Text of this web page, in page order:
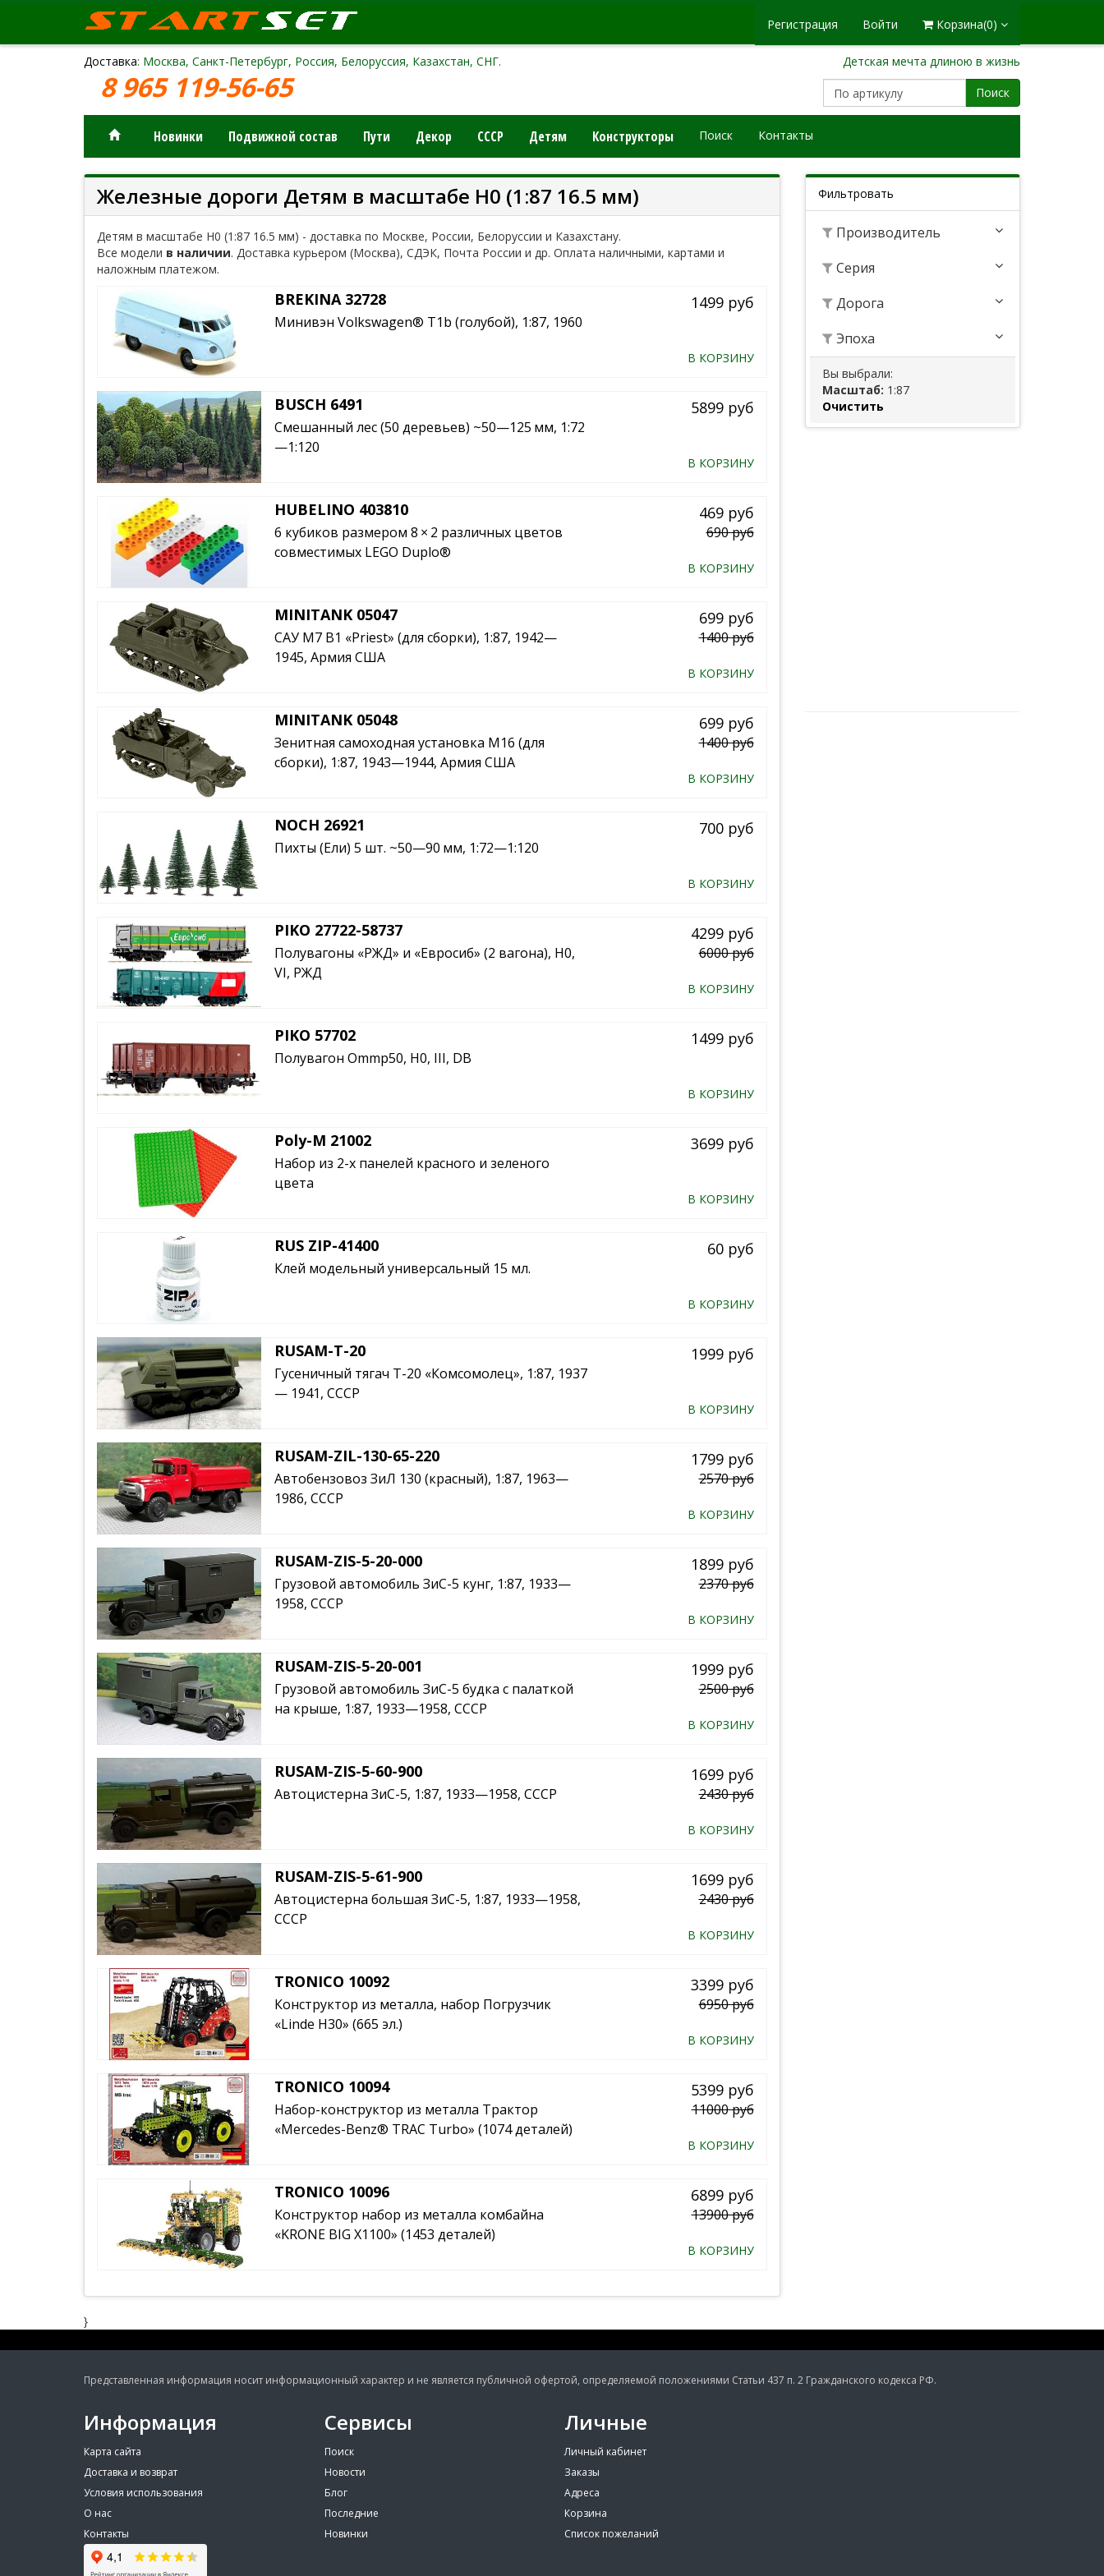
Доставка: Москва, Санкт-Петербург, Россия, Белоруссия, Казахстан, СНГ. Детская мечта длиною в жизнь
Регистрация Войти Корзина(0)
8 965 119-56-65 Поиск
Новинки Подвижной состав Пути Декор СССР Детям Конструкторы Поиск Контакты
Железные дороги Детям в масштабе H0 (1:87 16.5 мм)
Детям в масштабе H0 (1:87 16.5 мм) - доставка по Москве, России, Белоруссии и Казахстану.
Все модели в наличии. Доставка курьером (Москва), СДЭК, Почта России и др. Оплата наличными, картами и
наложным платежом.
BREKINA 32728
Минивэн Volkswagen® T1b (голубой), 1:87, 1960
1499 руб
В КОРЗИНУ
BUSCH 6491
Смешанный лес (50 деревьев) ~50—125 мм, 1:72
—1:120
5899 руб
В КОРЗИНУ
HUBELINO 403810
6 кубиков размером 8 × 2 различных цветов
совместимых LEGO Duplo®
469 руб
690 руб
В КОРЗИНУ
MINITANK 05047
САУ M7 B1 «Priest» (для сборки), 1:87, 1942—
1945, Армия США
699 руб
1400 руб
В КОРЗИНУ
MINITANK 05048
Зенитная самоходная установка M16 (для
сборки), 1:87, 1943—1944, Армия США
699 руб
1400 руб
В КОРЗИНУ
NOCH 26921
Пихты (Ели) 5 шт. ~50—90 мм, 1:72—1:120
700 руб
В КОРЗИНУ
PIKO 27722-58737
Полувагоны «РЖД» и «Евросиб» (2 вагона), H0,
VI, РЖД
4299 руб
6000 руб
В КОРЗИНУ
PIKO 57702
Полувагон Ommp50, H0, III, DB
1499 руб
В КОРЗИНУ
Poly-M 21002
Набор из 2-х панелей красного и зеленого
цвета
3699 руб
В КОРЗИНУ
RUS ZIP-41400
Клей модельный универсальный 15 мл.
60 руб
В КОРЗИНУ
RUSAM-T-20
Гусеничный тягач Т-20 «Комсомолец», 1:87, 1937
— 1941, СССР
1999 руб
В КОРЗИНУ
RUSAM-ZIL-130-65-220
Автобензовоз ЗиЛ 130 (красный), 1:87, 1963—
1986, СССР
1799 руб
2570 руб
В КОРЗИНУ
RUSAM-ZIS-5-20-000
Грузовой автомобиль ЗиС-5 кунг, 1:87, 1933—
1958, СССР
1899 руб
2370 руб
В КОРЗИНУ
RUSAM-ZIS-5-20-001
Грузовой автомобиль ЗиС-5 будка с палаткой
на крыше, 1:87, 1933—1958, СССР
1999 руб
2500 руб
В КОРЗИНУ
RUSAM-ZIS-5-60-900
Автоцистерна ЗиС-5, 1:87, 1933—1958, СССР
1699 руб
2430 руб
В КОРЗИНУ
RUSAM-ZIS-5-61-900
Автоцистерна большая ЗиС-5, 1:87, 1933—1958,
СССР
1699 руб
2430 руб
В КОРЗИНУ
TRONICO 10092
Конструктор из металла, набор Погрузчик
«Linde H30» (665 эл.)
3399 руб
6950 руб
В КОРЗИНУ
TRONICO 10094
Набор-конструктор из металла Трактор
«Mercedes-Benz® TRAC Turbo» (1074 деталей)
5399 руб
11000 руб
В КОРЗИНУ
TRONICO 10096
Конструктор набор из металла комбайна
«KRONE BIG X1100» (1453 деталей)
6899 руб
13900 руб
В КОРЗИНУ
}
Фильтровать
Производитель
Серия
Дорога
Эпоха
Вы выбрали:
Масштаб: 1:87
Очистить
Представленная информация носит информационный характер и не является публичной офертой, определяемой положениями Статьи 437 п. 2 Гражданского кодекса РФ.
Информация
Карта сайта
Доставка и возврат
Условия использования
О нас
Контакты
Сервисы
Поиск
Новости
Блог
Последние
Новинки
Личные
Личный кабинет
Заказы
Адреса
Корзина
Список пожеланий